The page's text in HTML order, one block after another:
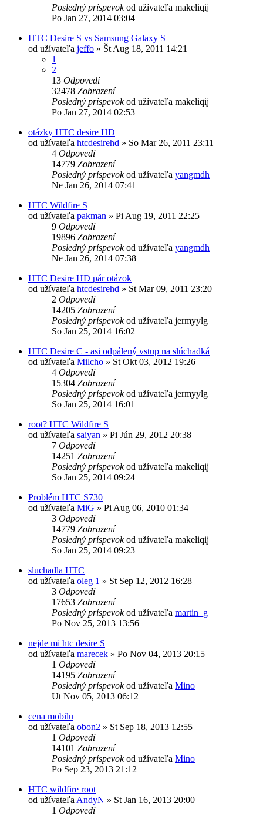
Posledný príspevokod užívateľa makeliqij
Po Jan 27, 2014 03:04
HTC Desire S vs Samsung Galaxy S
od užívateľa jeffo » Št Aug 18, 2011 14:21
1
2
13 Odpovedí
32478 Zobrazení
Posledný príspevokod užívateľa makeliqij
Po Jan 27, 2014 02:53
otázky HTC desire HD
od užívateľa htcdesirehd » So Mar 26, 2011 23:11
4 Odpovedí
14779 Zobrazení
Posledný príspevokod užívateľa yangmdh
Ne Jan 26, 2014 07:41
HTC Wildfire S
od užívateľa pakman » Pi Aug 19, 2011 22:25
9 Odpovedí
19896 Zobrazení
Posledný príspevokod užívateľa yangmdh
Ne Jan 26, 2014 07:38
HTC Desire HD pár otázok
od užívateľa htcdesirehd » St Mar 09, 2011 23:20
2 Odpovedí
14205 Zobrazení
Posledný príspevokod užívateľa jermyylg
So Jan 25, 2014 16:02
HTC Desire C - asi odpálený vstup na slúchadká
od užívateľa Milcho » St Okt 03, 2012 19:26
4 Odpovedí
15304 Zobrazení
Posledný príspevokod užívateľa jermyylg
So Jan 25, 2014 16:01
root? HTC Wildfire S
od užívateľa saiyan » Pi Jún 29, 2012 20:38
7 Odpovedí
14251 Zobrazení
Posledný príspevokod užívateľa makeliqij
So Jan 25, 2014 09:24
Problém HTC S730
od užívateľa MiG » Pi Aug 06, 2010 01:34
3 Odpovedí
14779 Zobrazení
Posledný príspevokod užívateľa makeliqij
So Jan 25, 2014 09:23
sluchadla HTC
od užívateľa oleg 1 » St Sep 12, 2012 16:28
3 Odpovedí
17653 Zobrazení
Posledný príspevokod užívateľa martin_g
Po Nov 25, 2013 13:56
nejde mi htc desire S
od užívateľa marecek » Po Nov 04, 2013 20:15
1 Odpovedí
14195 Zobrazení
Posledný príspevokod užívateľa Mino
Ut Nov 05, 2013 06:12
cena mobilu
od užívateľa obon2 » St Sep 18, 2013 12:55
1 Odpovedí
14101 Zobrazení
Posledný príspevokod užívateľa Mino
Po Sep 23, 2013 21:12
HTC wildfire root
od užívateľa AndyN » St Jan 16, 2013 20:00
1 Odpovedí